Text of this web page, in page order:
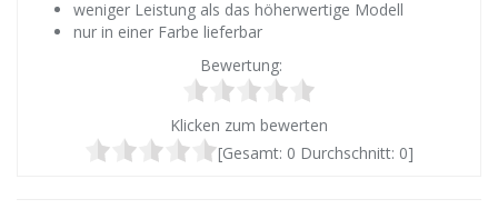
weniger Leistung als das höherwertige Modell
nur in einer Farbe lieferbar
Bewertung:
Klicken zum bewerten
[Gesamt: 0 Durchschnitt: 0]